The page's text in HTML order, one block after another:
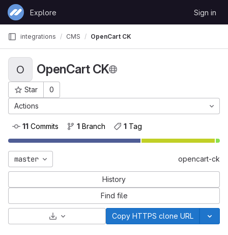
Skip to content
GitLab
Explore Sign in
integrations CMS OpenCart CK
O OpenCart CK
Star
0
Project ID: 20
Actions
11 Commits 1 Branch 1 Tag
master opencart-ck
History
Find file
Select Archive FormatCopy HTTPS clone URL